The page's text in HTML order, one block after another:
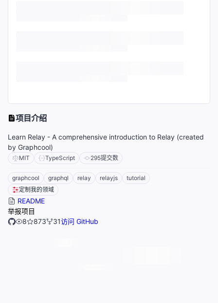
项目介绍
Learn Relay - A comprehensive introduction to Relay (created
by Graphcool)
MIT TypeScript 295提交数
graphcool graphql relay relayjs
tutorial
定制我的领域
README
举报项目
8
873 31访问 GitHub